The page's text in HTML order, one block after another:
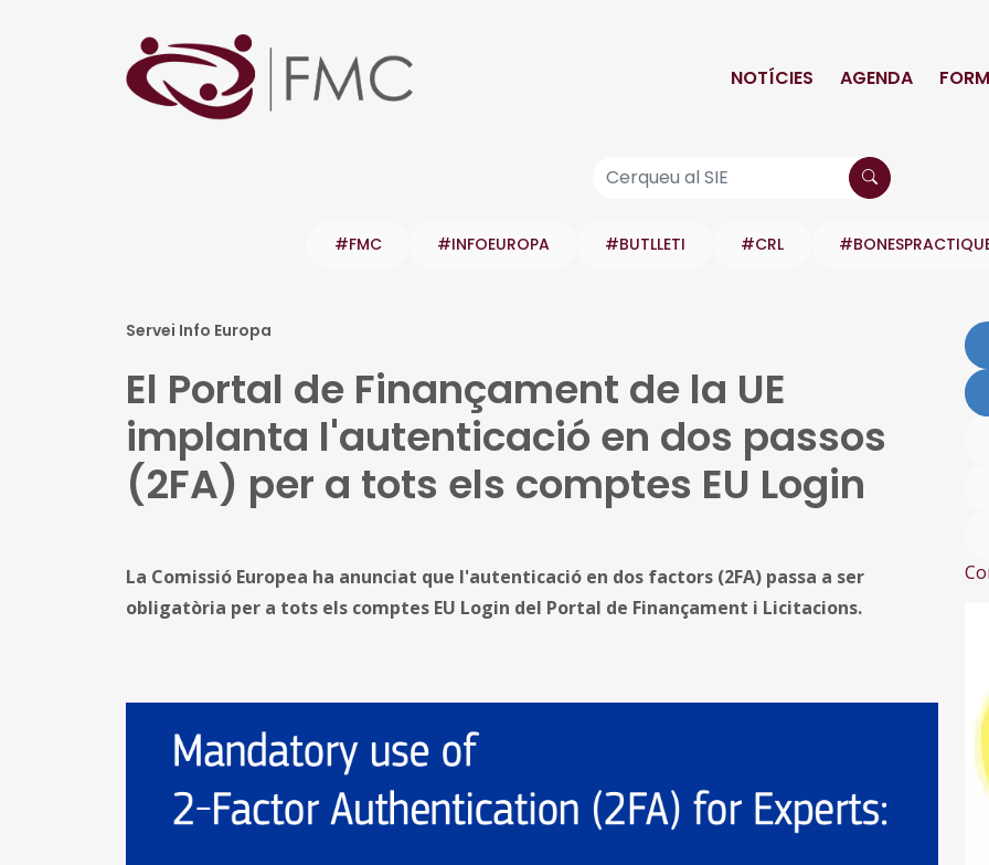
NOTÍCIES AGENDA
#FMC #INFOEUROPA #BUTLLETI #CRL
Servei Info Europa
El Portal de Finançament de la UE
implanta l'autenticació en dos passos
(2FA) per a tots els comptes EU Login
La Comissió Europea ha anunciat que l'autenticació en dos factors (2FA) passa a ser
obligatòria per a tots els comptes EU Login del Portal de Finançament i Licitacions.